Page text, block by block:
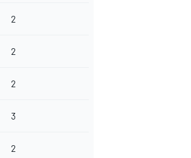
2
2
2
3
2